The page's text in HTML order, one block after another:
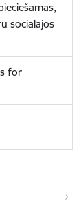
sociālajos
for